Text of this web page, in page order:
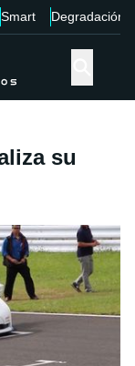
Smart Degradación
su